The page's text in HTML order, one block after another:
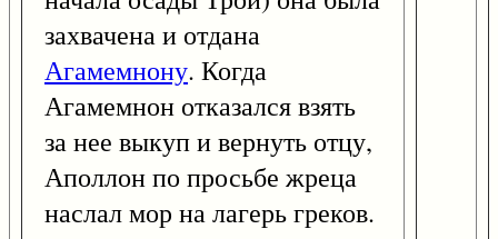
захвачена и отдана
Агамемнону. Когда
Агамемнон отказался взять
за нее выкуп и вернуть отцу,
Аполлон по просьбе жреца
наслал мор на лагерь греков.